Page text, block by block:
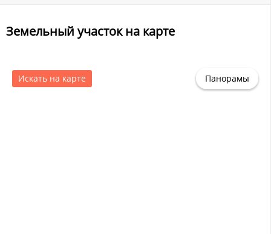
Земельный участок на карте
Искать на карте Панорамы